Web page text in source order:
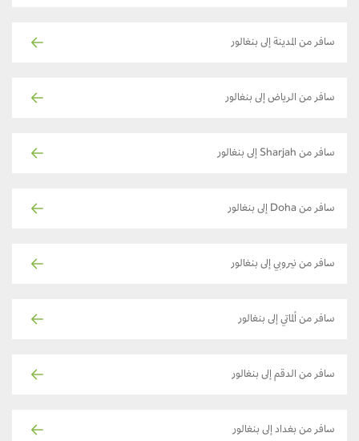
سافر من المدينة إلى بنغالور
سافر من الرياض إلى بنغالور
سافر من Sharjah إلى بنغالور
سافر من Doha إلى بنغالور
سافر من نيروبي إلى بنغالور
سافر من ألماتي إلى بنغالور
سافر من الدقم إلى بنغالور
سافر من بغداد إلى بنغالور